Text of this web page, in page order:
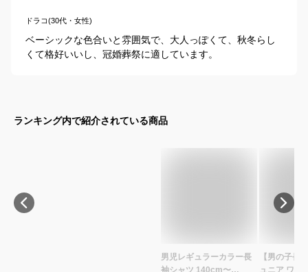
ドラコ(30代・女性)
ベーシックな色合いと雰囲気で、大人っぽくて、秋冬らし
くて格好いいし、冠婚葬祭に適しています。
ランキング内で紹介されている商品
男児レギュラーカラー長
袖シャツ 140cm〜
【男の子長
ュニア ワイ